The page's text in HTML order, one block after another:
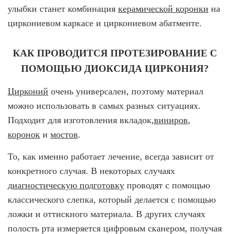
улыбки станет комбинация керамической коронки на
циркониевом каркасе и циркониевом абатменте.
КАК ПРОВОДИТСЯ ПРОТЕЗИРОВАНИЕ С
ПОМОЩЬЮ ДИОКСИДА ЦИРКОНИЯ?
Цирконий очень универсален, поэтому материал
можно использовать в самых разных ситуациях.
Подходит для изготовления вкладок,виниров,
коронок и мостов.
То, как именно работает лечение, всегда зависит от
конкретного случая. В некоторых случаях
диагностическую подготовку проводят с помощью
классического слепка, который делается с помощью
ложки и оттискного материала. В других случаях
полость рта измеряется цифровым сканером, получая